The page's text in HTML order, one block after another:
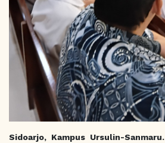
Sidoarjo, Kampus Ursulin-Sanmaru.